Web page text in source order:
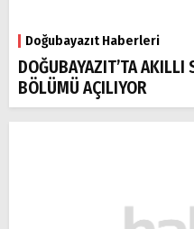
Doğubayazıt Haberleri
DOĞUBAYAZIT’TA AKILLI
BÖLÜMÜ AÇILIYOR